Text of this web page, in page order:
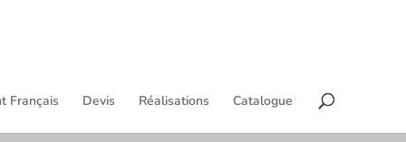
Français Devis Réalisations Catalogue